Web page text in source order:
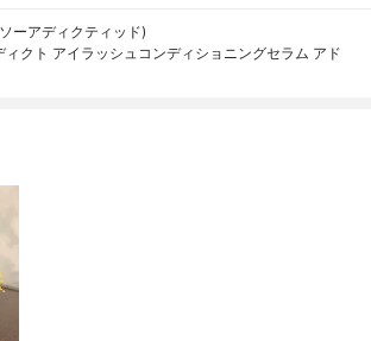
ーアディクティッド)
ィクト アイラッシュコンディショニングセラム アド